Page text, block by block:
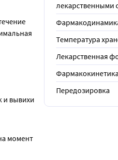
и вывихи
момент
лекарственными
Температура
Лекарственная
Фармакокинетика
Передозировка